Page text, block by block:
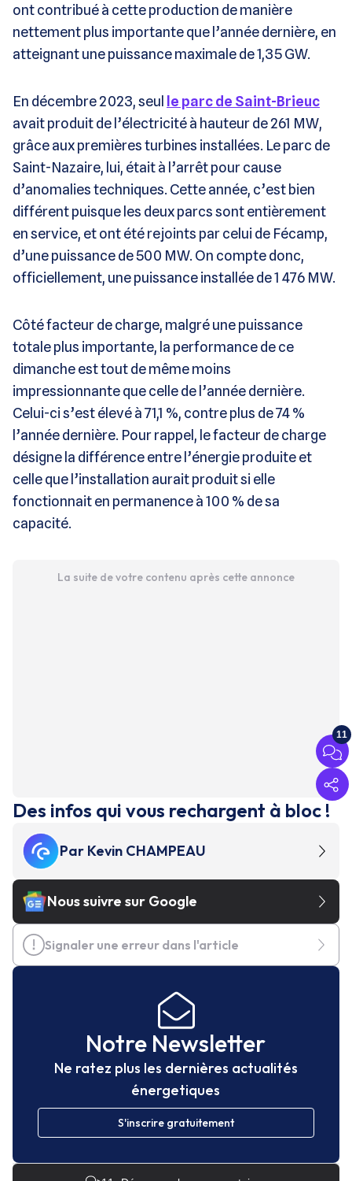
ont contribué à cette production de manière
nettement plus importante que l’année dernière, en
atteignant une puissance maximale de 1,35 GW.
En décembre 2023, seul le parc de Saint-Brieuc
avait produit de l’électricité à hauteur de 261 MW,
grâce aux premières turbines installées. Le parc de
Saint-Nazaire, lui, était à l’arrêt pour cause
d’anomalies techniques. Cette année, c’est bien
différent puisque les deux parcs sont entièrement
en service, et ont été rejoints par celui de Fécamp,
d’une puissance de 500 MW. On compte donc,
officiellement, une puissance installée de 1 476 MW.
Côté facteur de charge, malgré une puissance
totale plus importante, la performance de ce
dimanche est tout de même moins
impressionnante que celle de l’année dernière.
Celui-ci s’est élevé à 71,1 %, contre plus de 74 %
l’année dernière. Pour rappel, le facteur de charge
désigne la différence entre l’énergie produite et
celle que l’installation aurait produit si elle
fonctionnait en permanence à 100 % de sa
capacité.
La suite de votre contenu après cette annonce
11
Des infos qui vous rechargent à bloc !
Par Kevin CHAMPEAU
Nous suivre sur Google
Signaler une erreur dans l'article
Notre Newsletter
Ne ratez plus les dernières actualités
énergetiques
S'inscrire gratuitement